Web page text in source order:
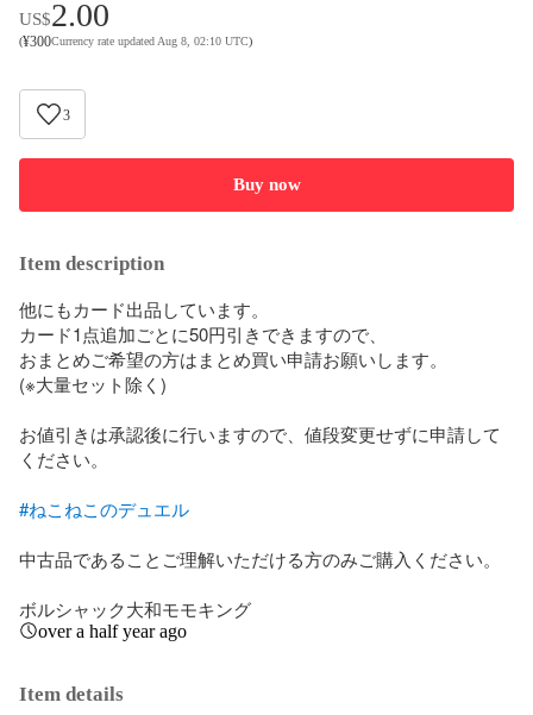
US$2.00
(¥300Currency rate updated Aug 8, 02:10 UTC)
3
Buy now
Item description
他にもカード出品しています。
カード1点追加ごとに50円引きできますので、
おまとめご希望の方はまとめ買い申請お願いします。
(※大量セット除く)
お値引きは承認後に行いますので、値段変更せずに申請して
ください。
#ねこねこのデュエル
中古品であることご理解いただける方のみご購入ください。
ボルシャック大和モモキング
over a half year ago
Item details